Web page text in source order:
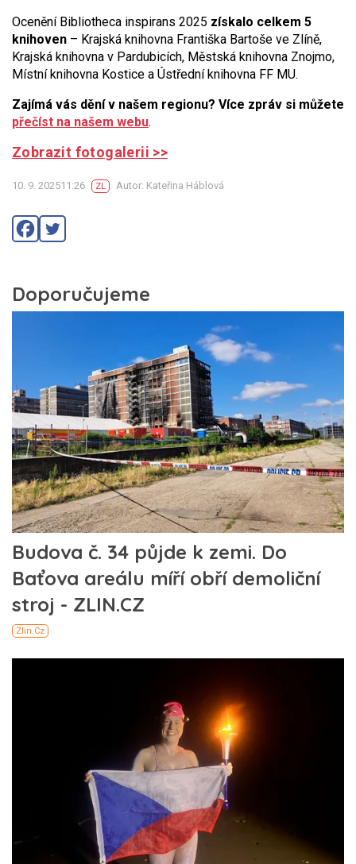
Ocenění Bibliotheca inspirans 2025 získalo celkem 5
knihoven – Krajská knihovna Františka Bartoše ve Zlíně,
Krajská knihovna v Pardubicích, Městská knihovna Znojmo,
Místní knihovna Kostice a Ústřední knihovna FF MU.
Zajímá vás dění v našem regionu? Více zpráv si můžete
přečíst na našem webu.
Zobrazit fotogalerii >>
10. 9. 202511:26 ZL Autor: Kateřina Háblová